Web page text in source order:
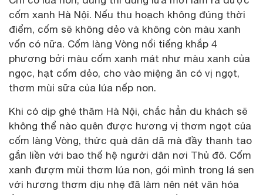
cốm xanh Hà Nội. Nếu thu hoạch không đúng thời
điểm, cốm sẽ không dẻo và không còn màu xanh
vốn có nữa. Cốm làng Vòng nổi tiếng khắp 4
phương bởi màu cốm xanh mát như màu xanh của
ngọc, hạt cốm dẻo, cho vào miệng ăn có vị ngọt,
thơm mùi sữa của lúa nếp non.
Khi có dịp ghé thăm Hà Nội, chắc hẳn du khách sẽ
không thể nào quên được hương vị thơm ngọt của
cốm làng Vòng, thức quà dân dã mà đầy thanh tao
gắn liền với bao thế hệ người dân nơi Thủ đô. Cốm
xanh đượm mùi thơm lúa non, gói mình trong lá sen
với hương thơm dịu nhẹ đã làm nên nét văn hóa